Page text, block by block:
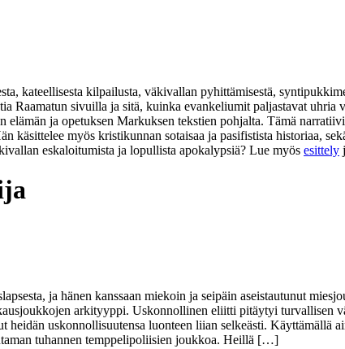
kateellisesta kilpailusta, väkivallan pyhittämisestä,
Raamatun sivuilla ja sitä, kuinka evankeliumit paljastavat
ja opetuksen Markuksen tekstien pohjalta. Tämä
käsittelee myös kristikunnan sotaisaa ja pasifistista historiaa,
eskaloitumista ja lopullista apokalypsiä? Lue myös esittely
ja hänen kanssaan miekoin ja seipäin aseistautunut
arkityyppi. Uskonnollinen eliitti pitäytyi turvallisen
uskonnollisuutensa luonteen liian selkeästi. Käyttämällä
tuhannen temppelipoliisien joukkoa. Heillä […]